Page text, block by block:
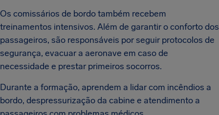
Os comissários de bordo também recebem
treinamentos intensivos. Além de garantir o conforto dos
passageiros, são responsáveis por seguir protocolos de
segurança, evacuar a aeronave em caso de
necessidade e prestar primeiros socorros.
Durante a formação, aprendem a lidar com incêndios a
bordo, despressurização da cabine e atendimento a